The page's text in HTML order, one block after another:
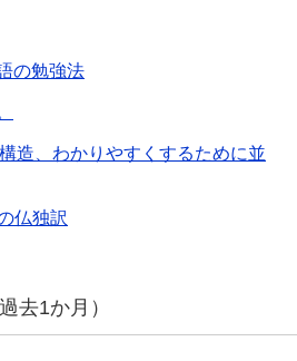
の勉強法
造、わかりやすくするために並
仏独訳
去1か月）